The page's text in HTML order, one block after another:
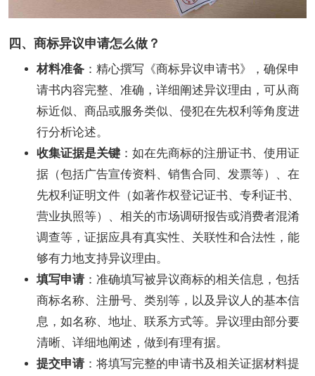
四、商标异议申请怎么做？
材料准备 ：精心撰写《商标异议申请书》，确保申
请书内容完整、准确，详细阐述异议理由，可从商
标近似、商品或服务类似、侵犯在先权利等角度进
行分析论述。
收集证据是关键 ：如在先商标的注册证书、使用证
据（包括广告宣传资料、销售合同、发票等）、在
先权利证明文件（如著作权登记证书、专利证书、
营业执照等）、相关的市场调研报告或消费者混淆
调查等，证据应具有真实性、关联性和合法性，能
够有力地支持异议理由。
填写申请 ：准确填写被异议商标的相关信息，包括
商标名称、注册号、类别等，以及异议人的基本信
息，如名称、地址、联系方式等。异议理由部分要
清晰、详细地阐述，做到有理有据。
提交申请 ：将填写完整的申请书及相关证据材料提